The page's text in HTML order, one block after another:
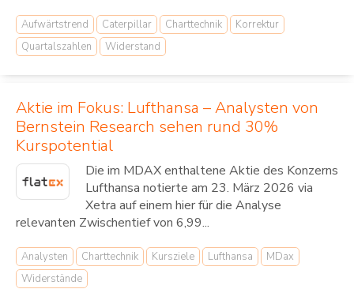
Aufwärtstrend Caterpillar Charttechnik
Korrektur
Quartalszahlen
Widerstand
Aktie im Fokus: Lufthansa – Analysten von
Bernstein Research sehen rund 30%
Kurspotential
Die im MDAX enthaltene Aktie des Konzerns
Lufthansa notierte am 23. März 2026 via
Xetra auf einem hier für die Analyse
relevanten Zwischentief von 6,99...
Analysten Charttechnik Kursziele Lufthansa
MDax
Widerstände